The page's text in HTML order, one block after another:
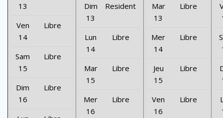
13
Ven
14
Libre
Sam
15
Libre
Dim
16
Libre
Dim
13
Resident
Lun
14
Libre
Mar
15
Libre
Mer
16
Libre
Mar
13
Libre
Mer
14
Libre
Jeu
15
Libre
Ven
16
Libre